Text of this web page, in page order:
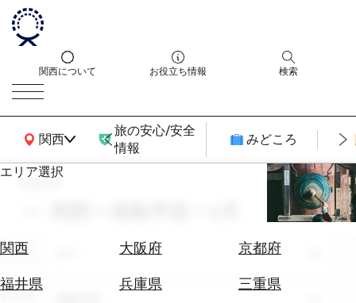
関西について お役立ち情報 検索
関西
関西広域MAP
旅の安心/安全
情報
みどころ
エリア選択
関西 大阪府
京都府
福井県
兵庫県
三重県
エ
券
search
エリア
テーマ